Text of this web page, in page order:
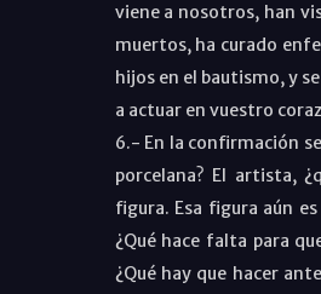
viene a nosotros, han
muertos, ha curado
hijos en el bautismo, y
a actuar en vuestro
6.- En la confirmación
porcelana? El artista,
figura. Esa figura aún
¿Qué hace falta para
¿Qué hay que hacer